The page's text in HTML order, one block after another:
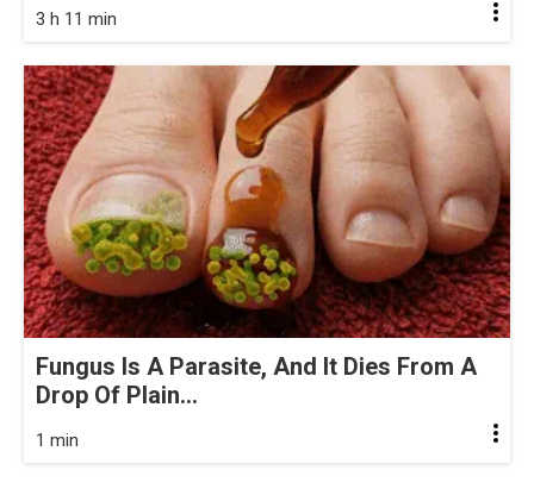
3 h 11 min
Fungus Is A Parasite, And It Dies From A
Drop Of Plain...
1 min